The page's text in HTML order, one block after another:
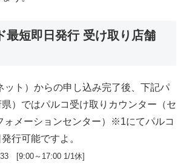
最短即日発行 受け取り店舗
ット）からの申し込み完了後、下記パ
）ではパルコ受け取りカウンター（セ
ォメーションセンター）※1にてパルコ
行可能ですよ。
[9:00～17:00 1/1休]